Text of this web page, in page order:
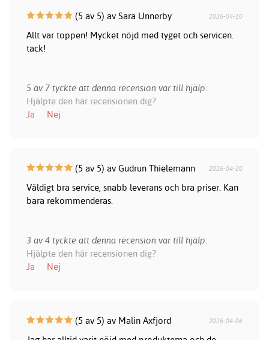
(5 av 5) av Sara Unnerby 2026-04-10
Allt var toppen! Mycket nöjd med tyget och servicen.
tack!
5 av 7 tyckte att denna recension var till hjälp.
Hjälpte den här recensionen dig?
Ja
Nej
(5 av 5) av Gudrun Thielemann 2026-04-20
Väldigt bra service, snabb leverans och bra priser. Kan
bara rekommenderas.
3 av 4 tyckte att denna recension var till hjälp.
Hjälpte den här recensionen dig?
Ja
Nej
(5 av 5) av Malin Axfjord 2026-04-06